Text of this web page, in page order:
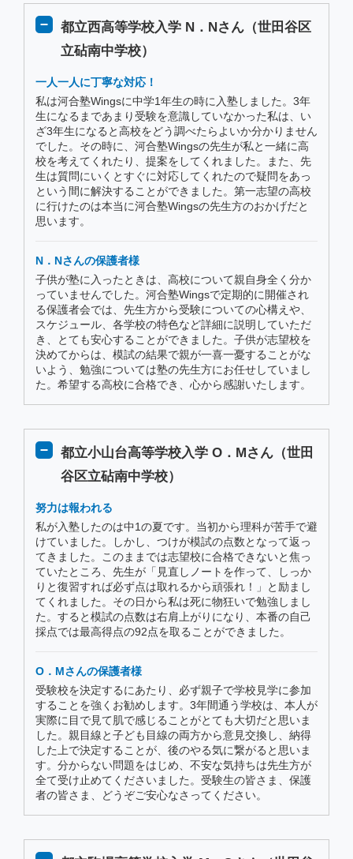
都立西高等学校入学 N．Nさん（世田谷区
立砧南中学校）
一人一人に丁寧な対応！
私は河合塾Wingsに中学1年生の時に入塾しました。3年
生になるまであまり受験を意識していなかった私は、い
ざ3年生になると高校をどう調べたらよいか分かりません
でした。その時に、河合塾Wingsの先生が私と一緒に高
校を考えてくれたり、提案をしてくれました。また、先
生は質問にいくとすぐに対応してくれたので疑問をあっ
という間に解決することができました。第一志望の高校
に行けたのは本当に河合塾Wingsの先生方のおかげだと
思います。
N．Nさんの保護者様
子供が塾に入ったときは、高校について親自身全く分か
っていませんでした。河合塾Wingsで定期的に開催され
る保護者会では、先生方から受験についての心構えや、
スケジュール、各学校の特色など詳細に説明していただ
き、とても安心することができました。子供が志望校を
決めてからは、模試の結果で親が一喜一憂することがな
いよう、勉強については塾の先生方にお任せしていまし
た。希望する高校に合格でき、心から感謝いたします。
都立小山台高等学校入学 O．Mさん（世田
谷区立砧南中学校）
努力は報われる
私が入塾したのは中1の夏です。当初から理科が苦手で避
けていました。しかし、つけが模試の点数となって返っ
てきました。このままでは志望校に合格できないと焦っ
ていたところ、先生が「見直しノートを作って、しっか
りと復習すれば必ず点は取れるから頑張れ！」と励まし
てくれました。その日から私は死に物狂いで勉強しまし
た。すると模試の点数は右肩上がりになり、本番の自己
採点では最高得点の92点を取ることができました。
O．Mさんの保護者様
受験校を決定するにあたり、必ず親子で学校見学に参加
することを強くお勧めします。3年間通う学校は、本人が
実際に目で見て肌で感じることがとても大切だと思いま
した。親目線と子ども目線の両方から意見交換し、納得
した上で決定することが、後のやる気に繋がると思いま
す。分からない問題をはじめ、不安な気持ちは先生方が
全て受け止めてくださいました。受験生の皆さま、保護
者の皆さま、どうぞご安心なさってください。